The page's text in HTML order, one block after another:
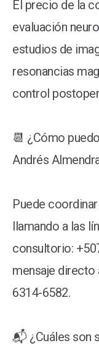
El precio de la
evaluación
estudios de
resonancias
control
📆 ¿Cómo
Andrés
Puede
llamando a las
consultorio:
mensaje directo
6314-6582.
📬 ¿Cuáles son